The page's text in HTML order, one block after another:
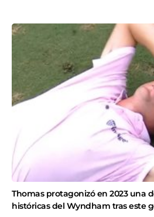
Thomas protagonizó en 2023 una
históricas del Wyndham tras este